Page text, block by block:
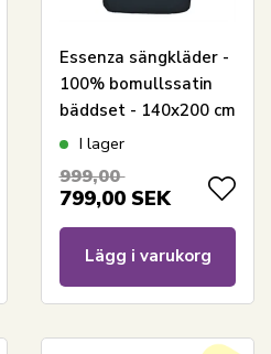
Essenza sängkläder -
100% bomullssatin
bäddset - 140x200 cm
- Minte Nightblue
I lager
999,00
799,00 SEK
Lägg i varukorg